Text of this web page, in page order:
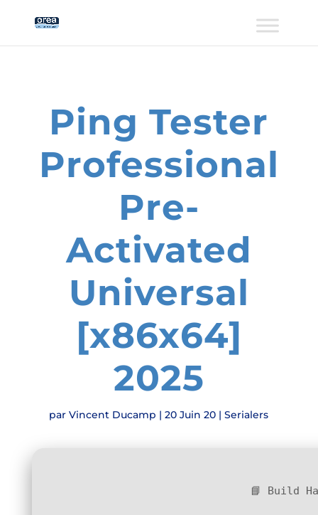
Ping Tester
Professional
Pre-
Activated
Universal
[x86x64]
2025
parVincent Ducamp |20 Juin 20 |Serialers
📘 Build